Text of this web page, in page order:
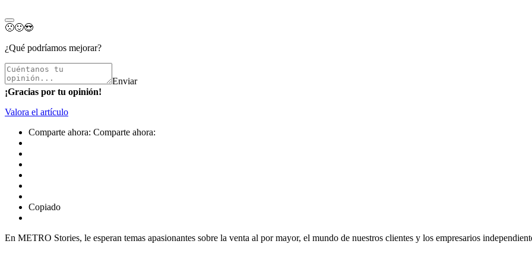
🙁🙂😍
¿Qué podríamos mejorar?
Enviar
¡Gracias por tu opinión!
Valora el artículo
Comparte ahora: Comparte ahora:
Copiado
En METRO Stories, le esperan temas apasionantes sobre la venta al por mayor, el mundo de nuestros clientes y los empresarios